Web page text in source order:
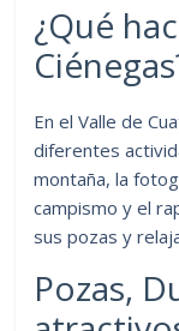
¿Qué
En el Valle de
diferentes
montaña, la
campismo y el
sus pozas y
Pozas,